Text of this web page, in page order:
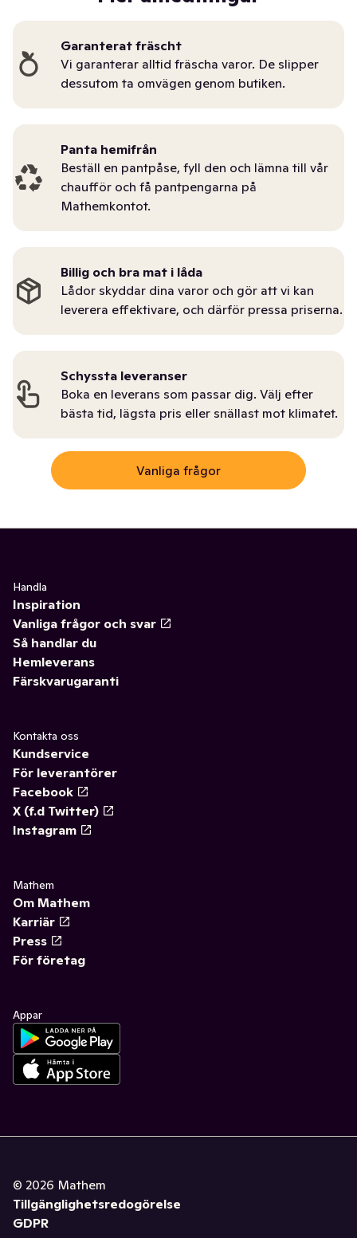
Garanterat fräscht
Vi garanterar alltid fräscha varor. De slipper
dessutom ta omvägen genom butiken.
Panta hemifrån
Beställ en pantpåse, fyll den och lämna till vår
chaufför och få pantpengarna på
Mathemkontot.
Billig och bra mat i låda
Lådor skyddar dina varor och gör att vi kan
leverera effektivare, och därför pressa priserna.
Schyssta leveranser
Boka en leverans som passar dig. Välj efter
bästa tid, lägsta pris eller snällast mot klimatet.
Vanliga frågor
Handla
Inspiration
Vanliga frågor och svar
Så handlar du
Hemleverans
Färskvarugaranti
Kontakta oss
Kundservice
För leverantörer
Facebook
X (f.d Twitter)
Instagram
Mathem
Om Mathem
Karriär
Press
För företag
Appar
© 2026 Mathem
Tillgänglighetsredogörelse
GDPR